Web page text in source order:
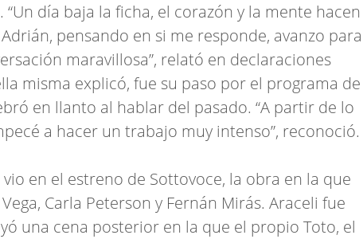
día baja la ficha, el corazón y la mente hacen
Adrián, pensando en si me responde, avanzo para
maravillosa”, relató en declaraciones
misma explicó, fue su paso por el programa de
en llanto al hablar del pasado. “A partir de lo
a hacer un trabajo muy intenso”, reconoció.
en el estreno de Sottovoce, la obra en la que
Carla Peterson y Fernán Mirás. Araceli fue
una cena posterior en la que el propio Toto, el